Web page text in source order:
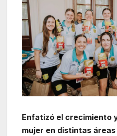
Enfatizó el crecimiento
mujer en distintas